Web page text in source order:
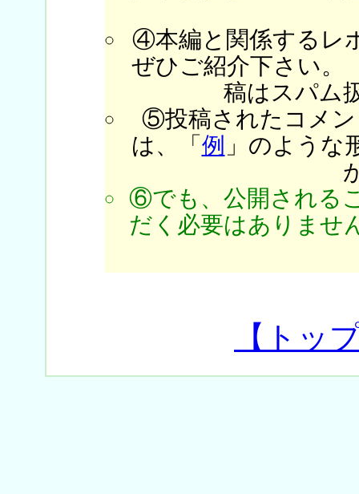
④本編と関係するレ
ぜひご紹介下さい。
稿はスパム
⑤投稿されたコメン
は、「 例 」のような
⑥でも、公開される
だく必要はありませ
【トッ